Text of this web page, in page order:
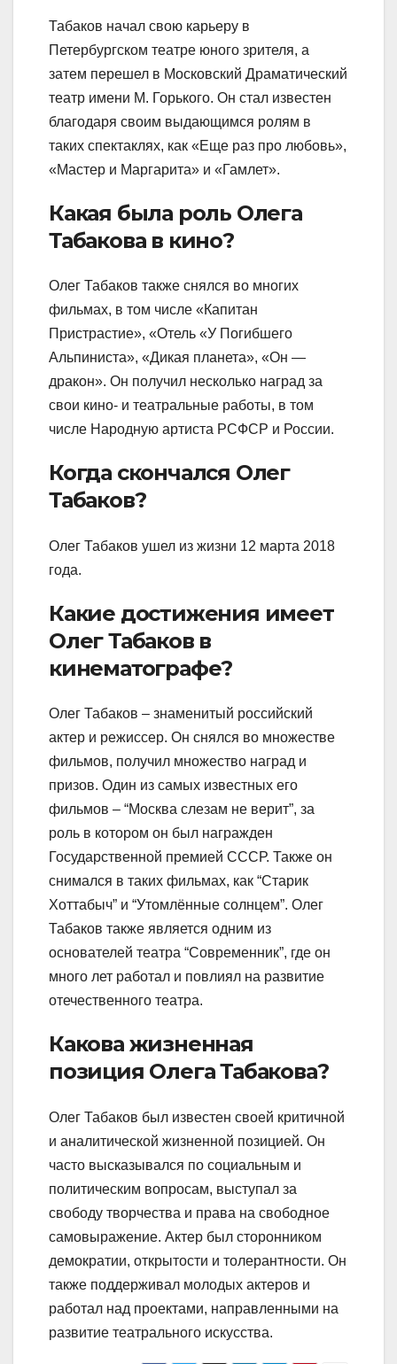
Табаков начал свою карьеру в
Петербургском театре юного зрителя, а
затем перешел в Московский Драматический
театр имени М. Горького. Он стал известен
благодаря своим выдающимся ролям в
таких спектаклях, как «Еще раз про любовь»,
«Мастер и Маргарита» и «Гамлет».
Какая была роль Олега
Табакова в кино?
Олег Табаков также снялся во многих
фильмах, в том числе «Капитан
Пристрастие», «Отель «У Погибшего
Альпиниста», «Дикая планета», «Он —
дракон». Он получил несколько наград за
свои кино- и театральные работы, в том
числе Народную артиста РСФСР и России.
Когда скончался Олег
Табаков?
Олег Табаков ушел из жизни 12 марта 2018
года.
Какие достижения имеет
Олег Табаков в
кинематографе?
Олег Табаков – знаменитый российский
актер и режиссер. Он снялся во множестве
фильмов, получил множество наград и
призов. Один из самых известных его
фильмов – “Москва слезам не верит”, за
роль в котором он был награжден
Государственной премией СССР. Также он
снимался в таких фильмах, как “Старик
Хоттабыч” и “Утомлённые солнцем”. Олег
Табаков также является одним из
основателей театра “Современник”, где он
много лет работал и повлиял на развитие
отечественного театра.
Какова жизненная
позиция Олега Табакова?
Олег Табаков был известен своей критичной
и аналитической жизненной позицией. Он
часто высказывался по социальным и
политическим вопросам, выступал за
свободу творчества и права на свободное
самовыражение. Актер был сторонником
демократии, открытости и толерантности. Он
также поддерживал молодых актеров и
работал над проектами, направленными на
развитие театрального искусства.